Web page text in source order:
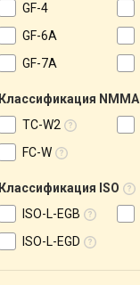
GF-4
GF-6A
GF-7A
Классификация NMMA
TC-W2
FC-W
Классификация ISO
ISO-L-EGB
ISO-L-EGD